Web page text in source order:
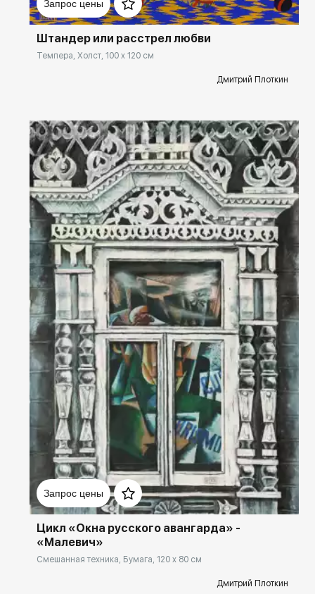
перформанс;
«Жизнь матриц» - Живопись, кино, перформанс,
инсталляция.
Запрос цены
Штандер или расстрел любви
Темпера, Холст, 100 x 120 см
Дмитрий Плоткин
Запрос цены
Домен: rakovgallery.ru
Цикл «Окна русского авангарда» -
«Малевич»
Смешанная техника, Бумага, 120 x 80 см
Дмитрий Плоткин